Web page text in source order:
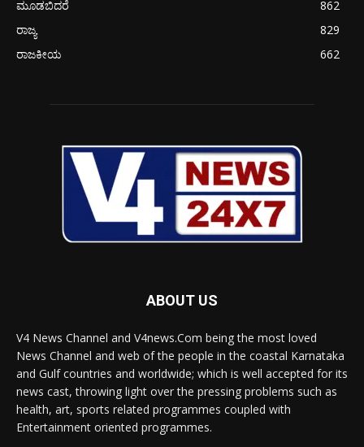
ಮೂಡಬಿದರೆ
862
ರಾಜ್ಯ
829
ರಾಜಕೀಯ
662
ABOUT US
V4 News Channel and V4news.Com being the most loved
News Channel and web of the people in the coastal Karnataka
and Gulf countries and worldwide; which is well accepted for its
news cast, throwing light over the pressing problems such as
health, art, sports related programmes coupled with
Entertainment oriented programmes.